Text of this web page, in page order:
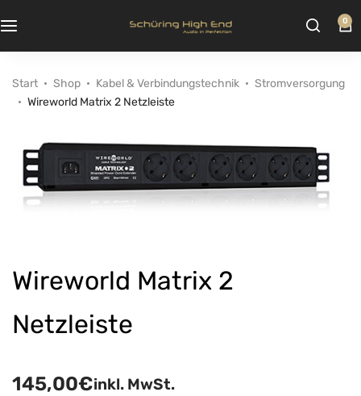
0
Start Shop Kabel & Verbindungstechnik
Stromversorgung
Wireworld Matrix 2 Netzleiste
Wireworld Matrix 2
Netzleiste
145,00€inkl. MwSt.